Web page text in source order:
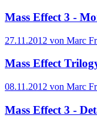
Mass Effect 3 -
27.11.2012 von Marc
Mass Effect
08.11.2012 von Marc
Mass Effect 3 -